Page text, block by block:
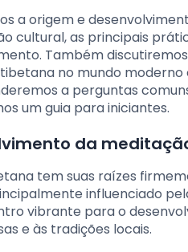
a origem e
cultural, as principais
Também
no mundo
a perguntas
um guia para iniciantes.
da
tem suas raízes
influenciado
vibrante para o
e às tradições locais.